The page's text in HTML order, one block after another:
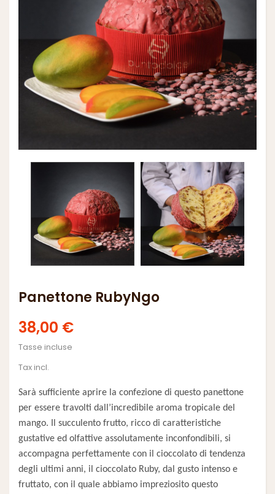
Panettone RubyNgo
38,00 €
Tasse incluse
Tax incl.
Sarà sufficiente aprire la confezione di questo panettone
per essere travolti dall’incredibile aroma tropicale del
mango. Il succulento frutto, ricco di caratteristiche
gustative ed olfattive assolutamente inconfondibili, si
accompagna perfettamente con il cioccolato di tendenza
degli ultimi anni, il cioccolato Ruby, dal gusto intenso e
fruttato, con il quale abbiamo impreziosito questo